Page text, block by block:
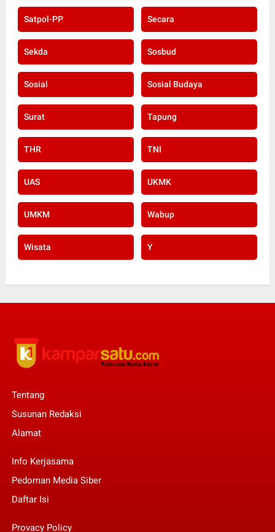
Satpol-PP Secara
Sekda Sosbud
Sosial Sosial Budaya
Surat Tapung
THR TNI
UAS UKMK
UMKM Wabup
Wisata Y
Tentang
Susunan Redaksi
Alamat
Info Kerjasama
Pedoman Media Siber
Daftar Isi
Provacy Policy